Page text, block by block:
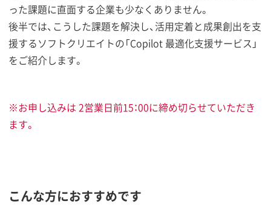
った課題に直面する企業も少なくありません。
後半では、こうした課題を解決し、活用定着と成果創出を支
援するソフトクリエイトの「Copilot 最適化支援サービス」
をご紹介します。
※お申し込みは 2営業日前15：00に締め切らせていただき
ます。
こんな方におすすめです